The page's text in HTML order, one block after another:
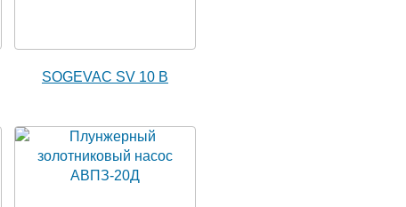
SOGEVAC SV 10 B